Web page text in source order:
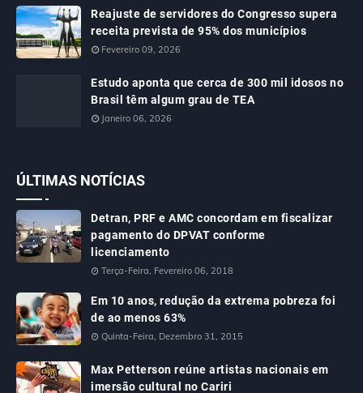
Reajuste de servidores do Congresso supera
receita prevista de 95% dos municípios
Fevereiro 09, 2026
Estudo aponta que cerca de 300 mil idosos no
Brasil têm algum grau de TEA
Janeiro 06, 2026
ÚLTIMAS NOTÍCIAS
Detran, PRF e AMC concordam em fiscalizar
pagamento do DPVAT conforme
licenciamento
Terça-Feira, Fevereiro 06, 2018
Em 10 anos, redução da extrema pobreza foi
de ao menos 63%
Quinta-Feira, Dezembro 31, 2015
Max Petterson reúne artistas nacionais em
imersão cultural no Cariri